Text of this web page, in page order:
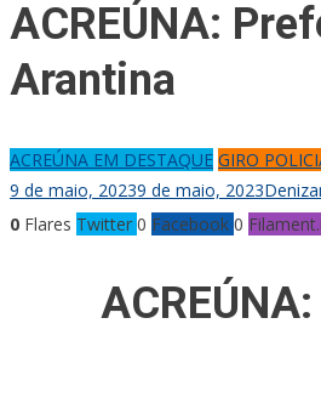
ACREÚNA:
Arantina
ACREÚNA EM DESTAQUE GIRO
9 de maio, 20239 de maio, 2023
0 Flares Twitter 0 Facebook 0